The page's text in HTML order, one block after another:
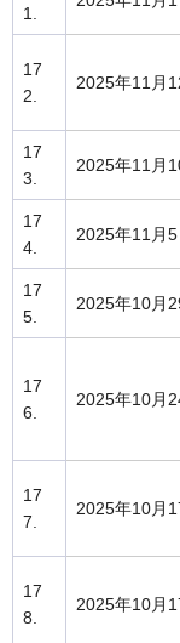
1.
17
2.
2025年11月
17
3.
2025年11月
17
4.
2025年11月5
17
5.
2025年10月
17
6.
2025年10月
17
7.
2025年10月
17
8.
2025年10月